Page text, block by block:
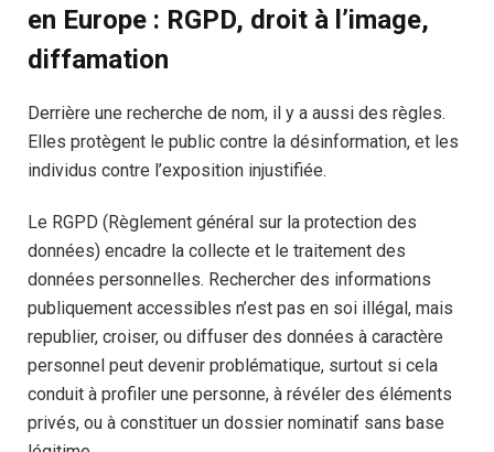
en Europe : RGPD, droit à l’image,
diffamation
Derrière une recherche de nom, il y a aussi des règles.
Elles protègent le public contre la désinformation, et les
individus contre l’exposition injustifiée.
Le RGPD (Règlement général sur la protection des
données) encadre la collecte et le traitement des
données personnelles. Rechercher des informations
publiquement accessibles n’est pas en soi illégal, mais
republier, croiser, ou diffuser des données à caractère
personnel peut devenir problématique, surtout si cela
conduit à profiler une personne, à révéler des éléments
privés, ou à constituer un dossier nominatif sans base